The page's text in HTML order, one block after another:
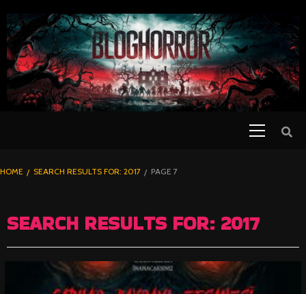
TO
CONTENT
BLOGHORROR
HOME SEARCH RESULTS FOR: 2017 PAGE 7
SEARCH RESULTS FOR: 2017